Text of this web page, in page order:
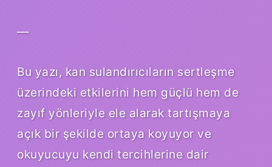
—
Bu yazı, kan sulandırıcıların sertleşme
üzerindeki etkilerini hem güçlü hem de
zayıf yönleriyle ele alarak tartışmaya
açık bir şekilde ortaya koyuyor ve
okuyucuyu kendi tercihlerine dair